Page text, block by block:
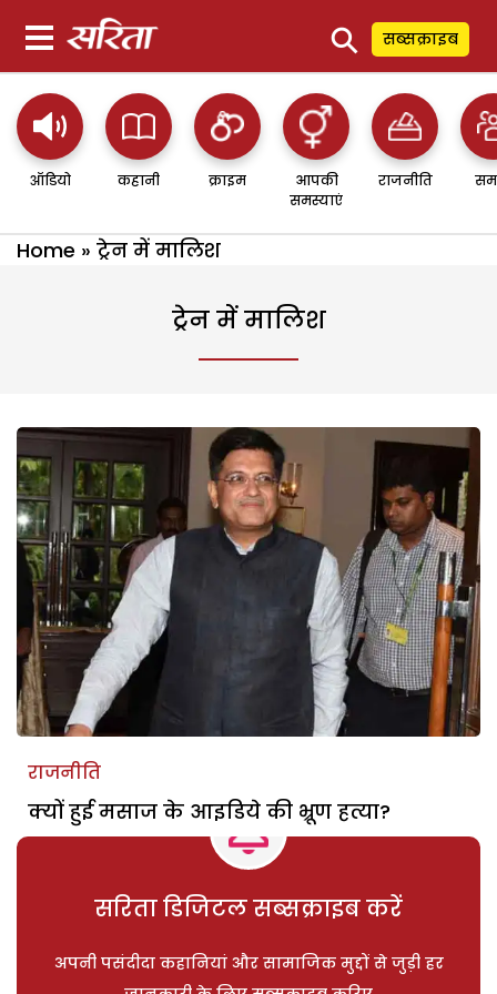
⚲ सब्सक्राइब
ऑडियो कहानी क्राइम
आपकी
समस्याएं
राजनीति
Home » ट्रेन में मालिश
ट्रेन में मालिश
राजनीति
क्यों हुई मसाज के आइडिये की भ्रूण हत्या?
सरिता डिजिटल सब्सक्राइब करें
अपनी पसंदीदा कहानियां और सामाजिक मुद्दों से जुड़ी हर